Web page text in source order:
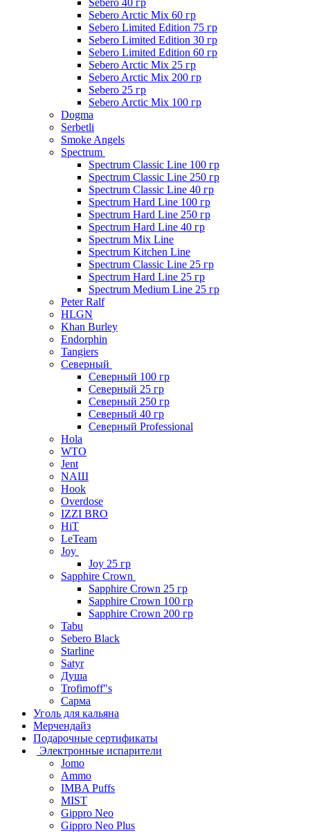
Sebero Arctic Mix 60 гр
Sebero Limited Edition 75 гр
Sebero Limited Edition 30 гр
Sebero Limited Edition 60 гр
Sebero Arctic Mix 25 гр
Sebero Arctic Mix 200 гр
Sebero 25 гр
Sebero Arctic Mix 100 гр
Dogma
Serbetli
Smoke Angels
Spectrum
Spectrum Classic Line 100 гр
Spectrum Classic Line 250 гр
Spectrum Classic Line 40 гр
Spectrum Hard Line 100 гр
Spectrum Hard Line 250 гр
Spectrum Hard Line 40 гр
Spectrum Mix Line
Spectrum Kitchen Line
Spectrum Classic Line 25 гр
Spectrum Hard Line 25 гр
Spectrum Medium Line 25 гр
Peter Ralf
HLGN
Khan Burley
Endorphin
Tangiers
Северный
Северный 100 гр
Северный 25 гр
Северный 250 гр
Северный 40 гр
Северный Professional
Hola
WTO
Jent
NAШ
Hook
Overdose
IZZI BRO
HiT
LeTeam
Joy
Joy 25 гр
Sapphire Crown
Sapphire Crown 25 гр
Sapphire Crown 100 гр
Sapphire Crown 200 гр
Tabu
Sebero Black
Starline
Satyr
Душа
Trofimoff"s
Сарма
Уголь для кальяна
Мерчендайз
Подарочные сертификаты
Электронные испарители
Jomo
Ammo
IMBA Puffs
MIST
Gippro Neo
Gippro Neo Plus